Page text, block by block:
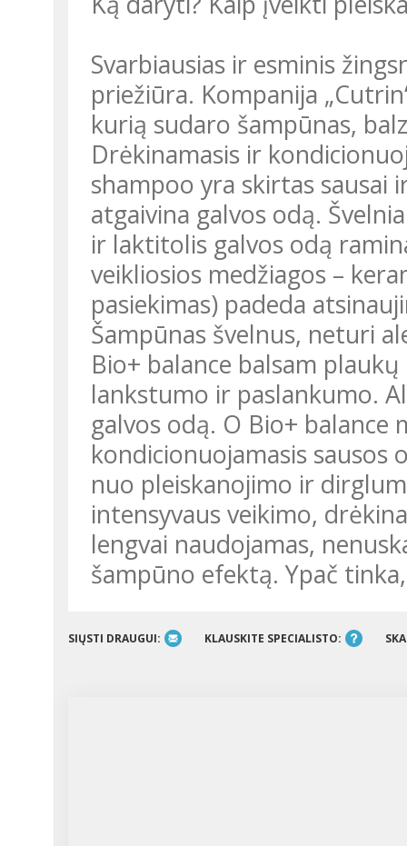
Svarbiausias ir esminis
priežiūra. Kompanija
kurią sudaro šampūnas,
Drėkinamasis ir
shampoo yra skirtas sausai
atgaivina galvos odą.
ir laktitolis galvos odą
veikliosios medžiagos –
pasiekimas) padeda
Šampūnas švelnus, neturi
Bio+ balance balsam
lankstumo ir paslankumo.
galvos odą. O Bio+
kondicionuojamasis sausos
nuo pleiskanojimo ir
intensyvaus veikimo,
lengvai naudojamas,
šampūno efektą. Ypač
SIŲSTI DRAUGUI: KLAUSKITE SPECIALISTO: